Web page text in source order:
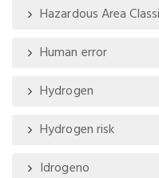
Hazardous Area
Human error
Hydrogen
Hydrogen risk
Idrogeno